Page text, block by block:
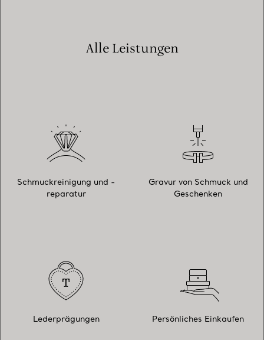
Alle Leistungen
Schmuckreinigung und -
reparatur
Gravur von Schmuck und
Geschenken
Lederprägungen Persönliches Einkaufen